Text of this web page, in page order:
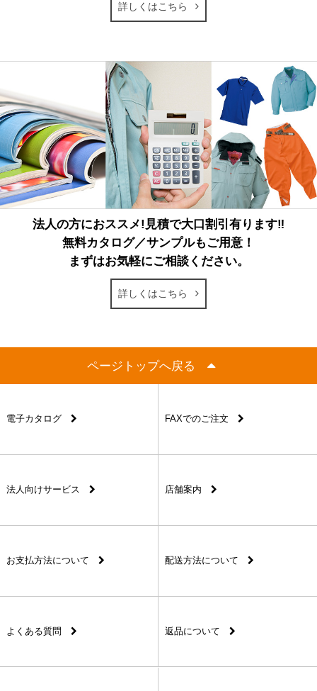
詳しくはこちら
法人の方におススメ!見積で大口割引有ります‼
無料カタログ／サンプルもご用意！
まずはお気軽にご相談ください。
詳しくはこちら
ページトップへ戻る
電子カタログ FAXでのご注文
法人向けサービス 店舗案内
お支払方法について 配送方法について
よくある質問 返品について